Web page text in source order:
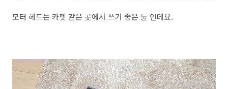
모터 헤드는 카펫 같은 곳에서 쓰기 좋은 툴 인데요.